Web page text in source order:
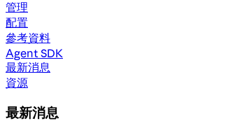
管理
配置
參考資料
Agent SDK
最新消息
資源
最新消息